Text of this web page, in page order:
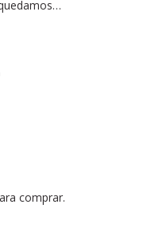
comprar.